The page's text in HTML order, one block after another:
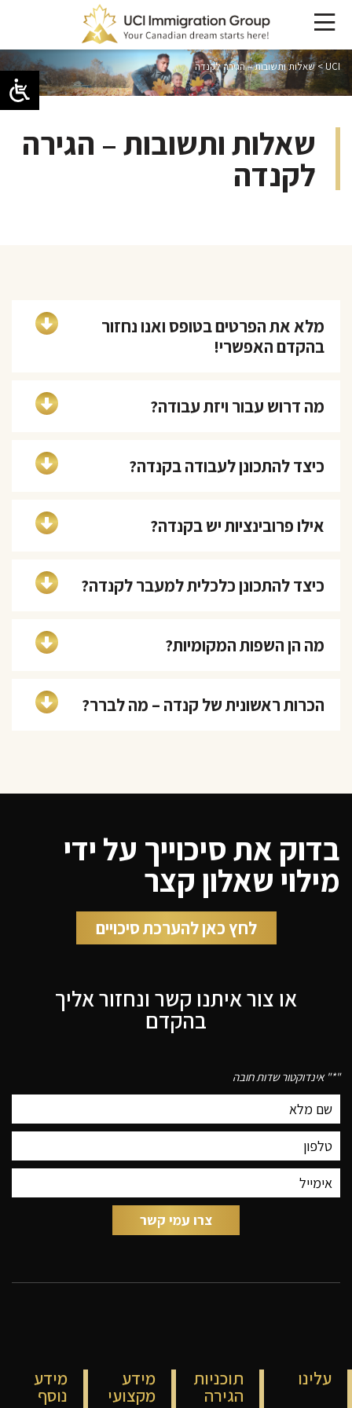
UCI
>שאלות ותשובות – הגירה לקנדה
שאלות ותשובות – הגירה
לקנדה
מלא את הפרטים בטופס ואנו נחזור
בהקדם האפשרי!
מה דרוש עבור ויזת עבודה?
כיצד להתכונן לעבודה בקנדה?
אילו פרובינציות יש בקנדה?
כיצד להתכונן כלכלית למעבר לקנדה?
מה הן השפות המקומיות?
הכרות ראשונית של קנדה – מה לברר?
בדוק את סיכוייך על ידי
מילוי שאלון קצר
לחץ כאן להערכת סיכויים
או צור איתנו קשר ונחזור אליך
בהקדם
"
*" אינדוקטור שדות חובה
עלינו תוכניות
הגירה
מידע
מקצועי
מידע
נוסף